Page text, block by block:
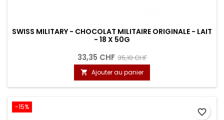
SWISS MILITARY - CHOCOLAT MILITAIRE ORIGINALE - LAIT
- 18 X 50G
33,35 CHF 35,10 CHF
 Ajouter au panier
-15%
favorite_border